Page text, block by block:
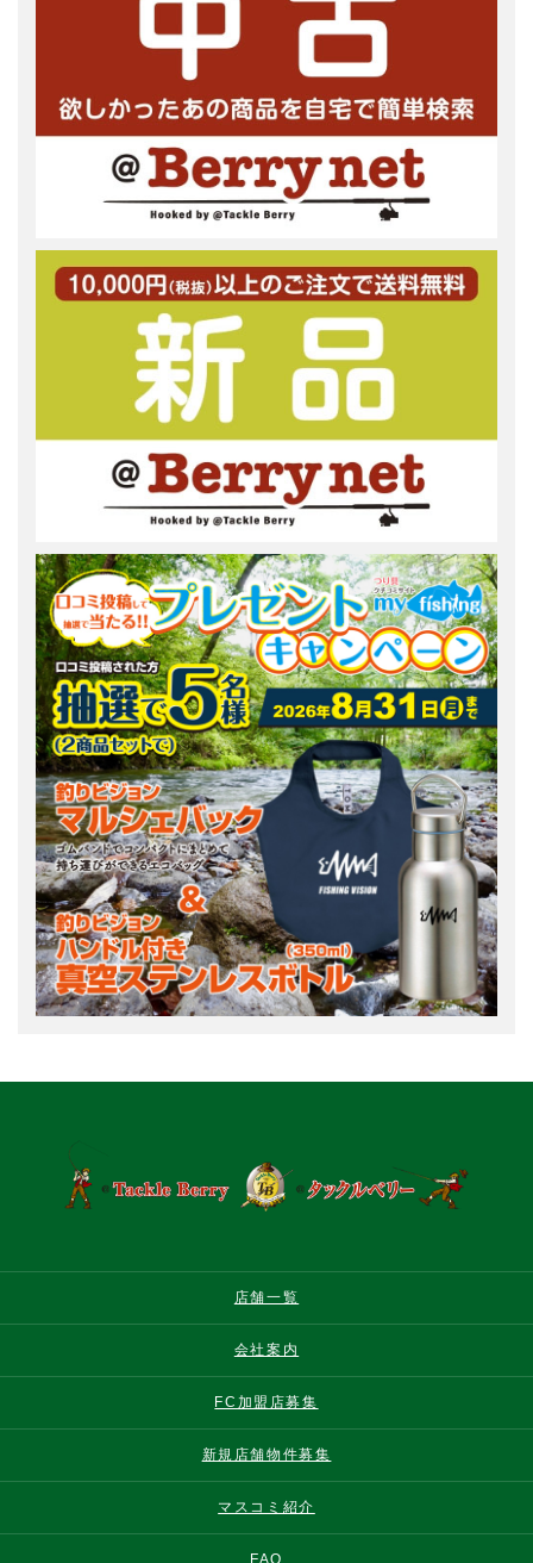
店舗一覧
会社案内
FC加盟店募集
新規店舗物件募集
マスコミ紹介
FAQ